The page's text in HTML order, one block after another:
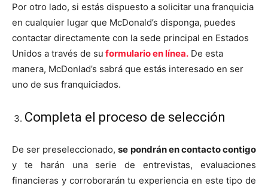
Por otro lado, si estás dispuesto a solicitar una franquicia
en cualquier lugar que McDonald’s disponga, puedes
contactar directamente con la sede principal en Estados
Unidos a través de su formulario en línea. De esta
manera, McDonlad’s sabrá que estás interesado en ser
uno de sus franquiciados.
Completa el proceso de selección
De ser preseleccionado,se pondrán en contacto contigo
y te harán una serie de entrevistas, evaluaciones
financieras y corroborarán tu experiencia en este tipo de